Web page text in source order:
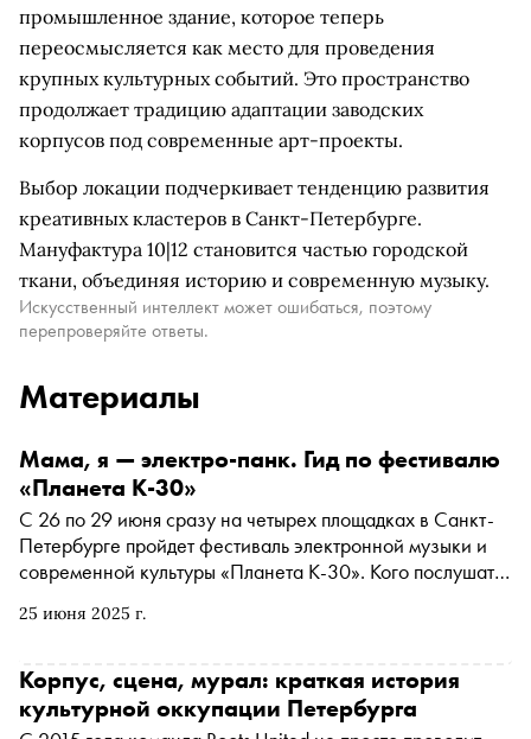
промышленное здание, которое теперь
переосмысляется как место для проведения
крупных культурных событий. Это пространство
продолжает традицию адаптации заводских
корпусов под современные арт-проекты.
Выбор локации подчеркивает тенденцию развития
креативных кластеров в Санкт-Петербурге.
Мануфактура 10|12 становится частью городской
ткани, объединяя историю и современную музыку.
Искусственный интеллект может ошибаться, поэтому
перепроверяйте ответы.
Материалы
25 июня 2025 г.
Мама, я — электро-панк. Гид по фестивалю
«Планета К-30»
С 26 по 29 июня сразу на четырех площадках в Санкт-
Петербурге пройдет фестиваль электронной музыки и
современной культуры «Планета К-30». Кого послушать
«Сноба»
Корпус, сцена, мурал: краткая история
культурной оккупации Петербурга